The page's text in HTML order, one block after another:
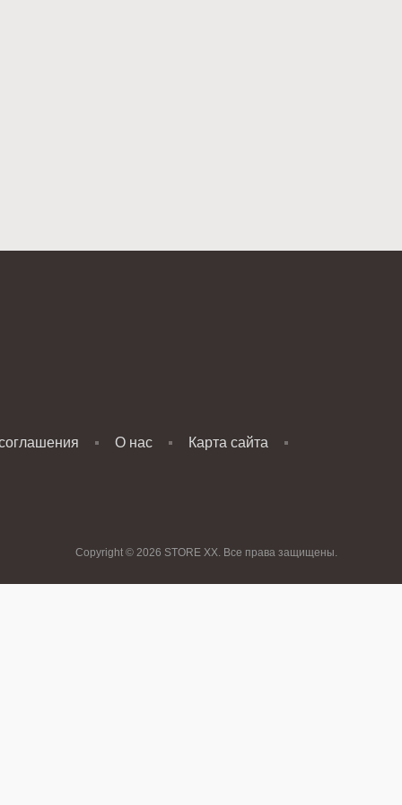
О нас Карта сайта
Copyright © 2026 STORE XX. Все права защищены.